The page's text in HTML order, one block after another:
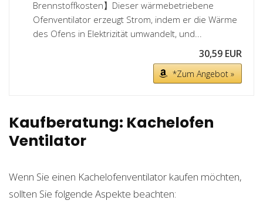
Brennstoffkosten】Dieser wärmebetriebene
Ofenventilator erzeugt Strom, indem er die Wärme
des Ofens in Elektrizität umwandelt, und...
30,59 EUR
*Zum Angebot »
Kaufberatung: Kachelofen
Ventilator
Wenn Sie einen Kachelofenventilator kaufen möchten,
sollten Sie folgende Aspekte beachten: